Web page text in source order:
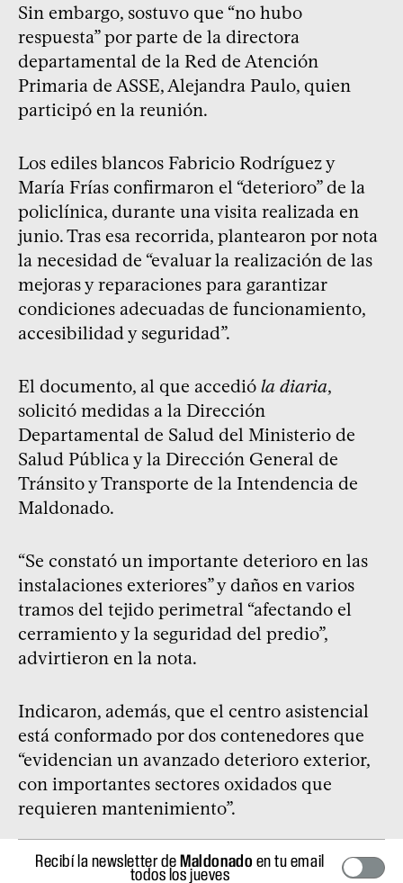
Sin embargo, sostuvo que “no hubo
respuesta” por parte de la directora
departamental de la Red de Atención
Primaria de ASSE, Alejandra Paulo, quien
participó en la reunión.
Los ediles blancos Fabricio Rodríguez y
María Frías confirmaron el “deterioro” de la
policlínica, durante una visita realizada en
junio. Tras esa recorrida, plantearon por nota
la necesidad de “evaluar la realización de las
mejoras y reparaciones para garantizar
condiciones adecuadas de funcionamiento,
accesibilidad y seguridad”.
El documento, al que accedió la diaria,
solicitó medidas a la Dirección
Departamental de Salud del Ministerio de
Salud Pública y la Dirección General de
Tránsito y Transporte de la Intendencia de
Maldonado.
“Se constató un importante deterioro en las
instalaciones exteriores” y daños en varios
tramos del tejido perimetral “afectando el
cerramiento y la seguridad del predio”,
advirtieron en la nota.
Indicaron, además, que el centro asistencial
está conformado por dos contenedores que
“evidencian un avanzado deterioro exterior,
con importantes sectores oxidados que
requieren mantenimiento”.
Recibí la newsletter deMaldonado en tu email
todos los jueves